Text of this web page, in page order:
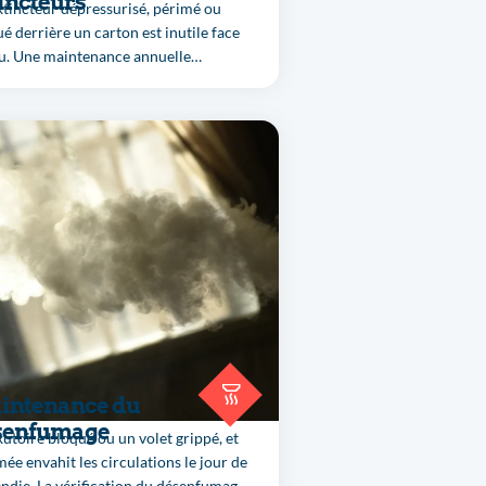
dépressurisé, périmé ou
derrière un carton est inutile face
Une maintenance annuelle
et consigne tout votre parc au
de sécurité.
du
bloqué ou un volet grippé, et
envahit les circulations le jour de